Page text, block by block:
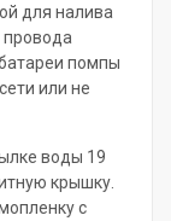
для налива
помпы
или не
воды 19
крышку.
с